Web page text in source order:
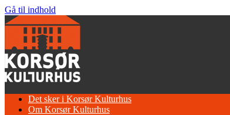
Gå til indhold
Det sker i Korsør Kulturhus
Om Korsør Kulturhus